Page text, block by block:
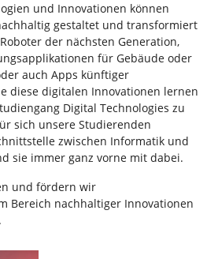
und Innovationen können
gestaltet und transformiert
der nächsten Generation,
für Gebäude oder
auch Apps künftiger
diese digitalen Innovationen lernen
Digital Technologies zu
sich unsere Studierenden
zwischen Informatik und
sie immer ganz vorne mit dabei.
und fördern wir
Bereich nachhaltiger Innovationen